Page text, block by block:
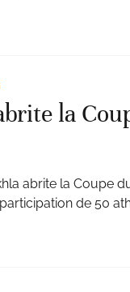
la
abrite la Coupe
de 50